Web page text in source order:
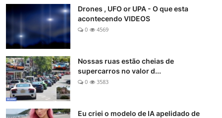
Drones , UFO or UPA - O que esta
acontecendo VIDEOS
0 4569
Nossas ruas estão cheias de
supercarros no valor d...
0 3583
Eu criei o modelo de IA apelidado de